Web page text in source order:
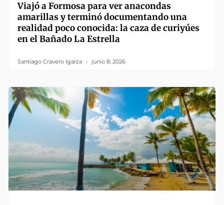
Viajó a Formosa para ver anacondas
amarillas y terminó documentando una
realidad poco conocida: la caza de curiyúes
en el Bañado La Estrella
Santiago Cravero Igarza junio 8, 2026